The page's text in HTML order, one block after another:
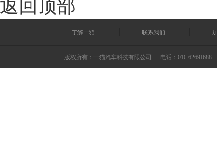
了解一猫 联系我们
版权所有：一猫汽车科技有限公司 电话：010-